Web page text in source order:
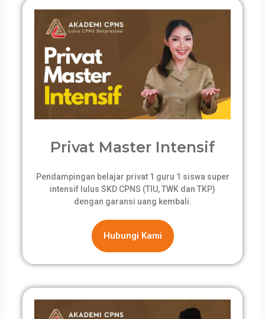
Privat Master Intensif
Pendampingan belajar privat 1 guru 1 siswa super
intensif lulus SKD CPNS (TIU, TWK dan TKP)
dengan garansi uang kembali.
Hubungi Kami